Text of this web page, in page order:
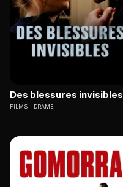
Des blessures invisibles
FILMS DRAME